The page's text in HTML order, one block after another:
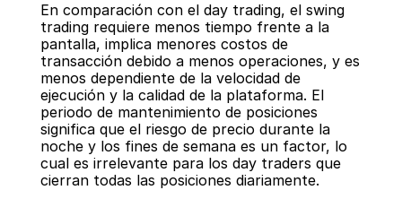
En comparación con el day trading, el swing
trading requiere menos tiempo frente a la
pantalla, implica menores costos de
transacción debido a menos operaciones, y es
menos dependiente de la velocidad de
ejecución y la calidad de la plataforma. El
periodo de mantenimiento de posiciones
significa que el riesgo de precio durante la
noche y los fines de semana es un factor, lo
cual es irrelevante para los day traders que
cierran todas las posiciones diariamente.